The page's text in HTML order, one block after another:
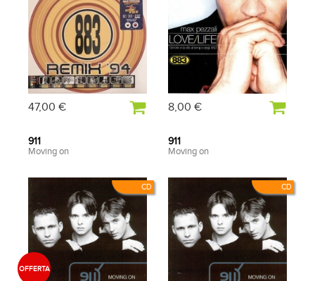
47,00 € 8,00 €
CD
911
Moving on
OFFERTA
CD
911
Moving on